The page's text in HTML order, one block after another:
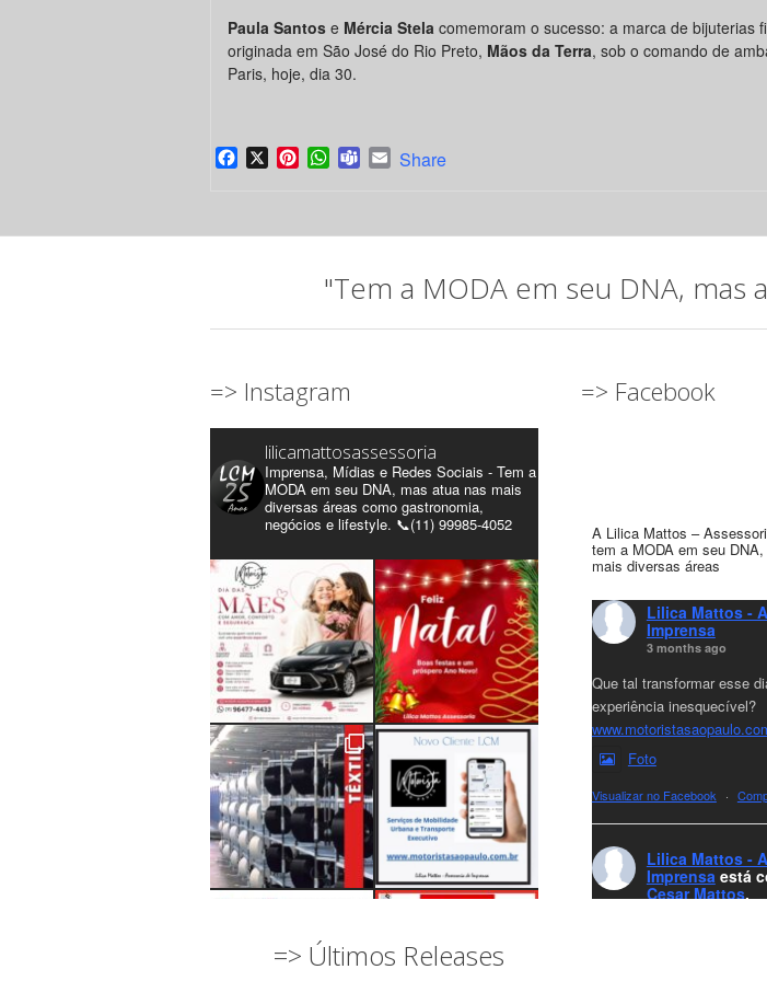
Paula Santos e Mércia Stela comemoram o sucesso: a marca de bijuterias
originada em São José do Rio Preto, Mãos da Terra, sob o comando de
Paris, hoje, dia 30.
Facebook
X PinterestWhatsApp
TeamsEmail
Share
"Tem a MODA em seu DNA, mas
=> Instagram
lilicamattosassessoria
Imprensa, Mídias e Redes Sociais - Tem a
MODA em seu DNA, mas atua nas mais
diversas áreas como gastronomia,
negócios e lifestyle. 📞(11) 99985-4052
=> Facebook
A Lilica Mattos –
tem a MODA em seu
mais diversas áreas
Lilica Mattos -
Imprensa
3 months ago
Que tal transformar esse
experiência inesquecível?
Foto
Visualizar no Facebook ·
Lilica Mattos -
Imprensa está
Cesar Mattos.
=> Últimos Releases